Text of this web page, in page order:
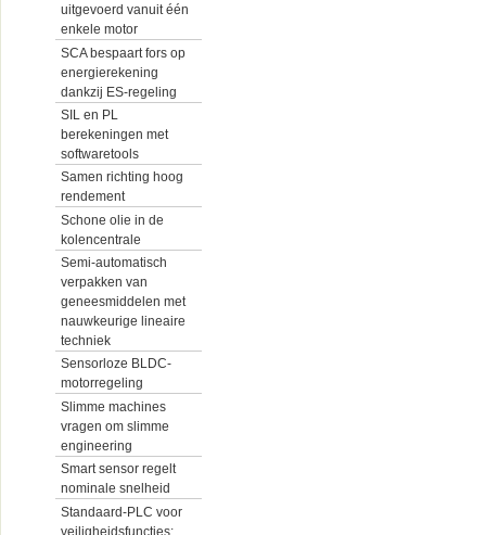
uitgevoerd vanuit één
enkele motor
SCA bespaart fors op
energierekening
dankzij ES-regeling
SIL en PL
berekeningen met
softwaretools
Samen richting hoog
rendement
Schone olie in de
kolencentrale
Semi-automatisch
verpakken van
geneesmiddelen met
nauwkeurige lineaire
techniek
Sensorloze BLDC-
motorregeling
Slimme machines
vragen om slimme
engineering
Smart sensor regelt
nominale snelheid
Standaard-PLC voor
veiligheidsfuncties: